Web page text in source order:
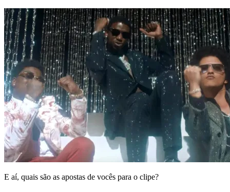
E aí, quais são as apostas de vocês para o clipe?